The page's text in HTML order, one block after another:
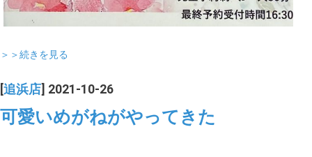
＞＞続きを見る
[追浜店] 2021-10-26
可愛いめがねがやってきた